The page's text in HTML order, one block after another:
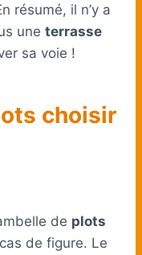
résumé, il n’y a
une terrasse
sa voie !
choisir
de plots
de figure. Le